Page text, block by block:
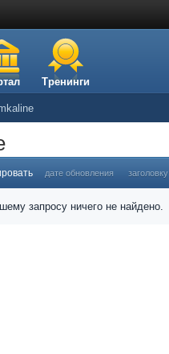
Тренинги
дате обновления заголовку
запросу ничего не найдено.